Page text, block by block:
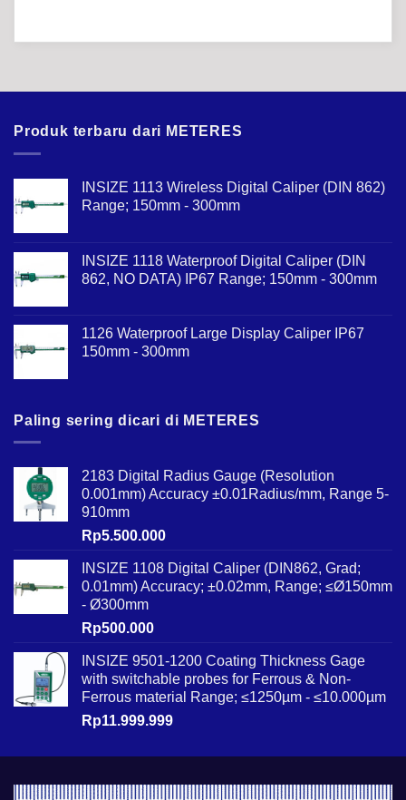
Produk terbaru dari METERES
INSIZE 1113 Wireless Digital Caliper (DIN 862)
Range; 150mm - 300mm
INSIZE 1118 Waterproof Digital Caliper (DIN
862, NO DATA) IP67 Range; 150mm - 300mm
1126 Waterproof Large Display Caliper IP67
150mm - 300mm
Paling sering dicari di METERES
2183 Digital Radius Gauge (Resolution
0.001mm) Accuracy ±0.01Radius/mm, Range 5-
910mm
Rp5.500.000
INSIZE 1108 Digital Caliper (DIN862, Grad;
0.01mm) Accuracy; ±0.02mm, Range; ≤Ø150mm
- Ø300mm
Rp500.000
INSIZE 9501-1200 Coating Thickness Gage
with switchable probes for Ferrous & Non-
Ferrous material Range; ≤1250µm - ≤10.000µm
Rp11.999.999